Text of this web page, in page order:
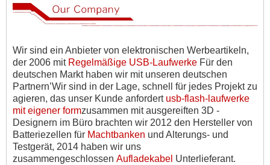
Wir sind ein Anbieter von elektronischen Werbeartikeln,
der 2006 mit Regelmäßige USB-Laufwerke Für den
deutschen Markt haben wir mit unseren deutschen
Partnern’Wir sind in der Lage, schnell für jedes Projekt zu
agieren, das unser Kunde anfordert usb-flash-laufwerke
mit eigener formzusammen mit ausgereiften 3D -
Designern im Büro brachten wir 2012 den Hersteller von
Batteriezellen für Machtbanken und Alterungs- und
Testgerät, 2014 haben wir uns
zusammengeschlossen Aufladekabel Unterlieferant.